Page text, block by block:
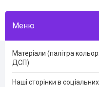
Матеріали (палітра
ДСП)
Наші сторінки в соціальних